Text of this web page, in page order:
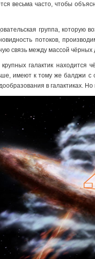
весьма часто, чтобы
группа, которую
потоков,
связь между массой чёрных
галактик
имеют к тому же балджи с
в галактиках. Но